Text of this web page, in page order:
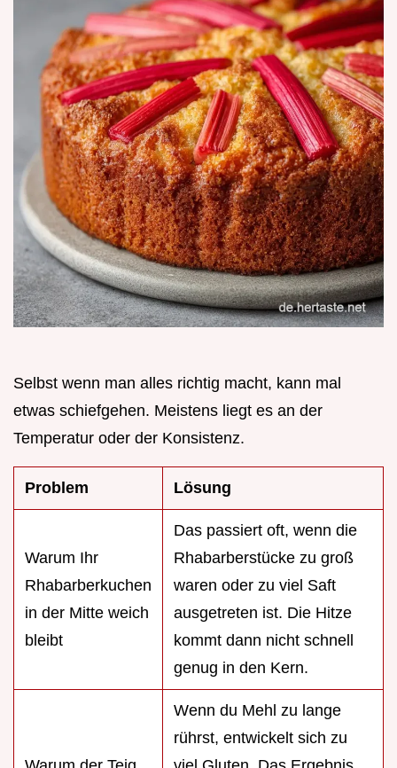
Selbst wenn man alles richtig macht, kann mal
etwas schiefgehen. Meistens liegt es an der
Temperatur oder der Konsistenz.
Problem Lösung
Warum Ihr
Rhabarberkuchen
in der Mitte weich
bleibt
Das passiert oft, wenn die
Rhabarberstücke zu groß
waren oder zu viel Saft
ausgetreten ist. Die Hitze
kommt dann nicht schnell
genug in den Kern.
Wenn du Mehl zu lange
rührst, entwickelt sich zu